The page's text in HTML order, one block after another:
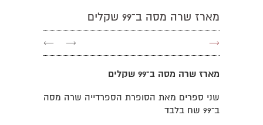
מארז שרה מסה ב־99 שקלים
→
→
←
מארז שרה מסה ב־99 שקלים
שני ספרים מאת הסופרת הספרדייה שרה מסה
ב־99 שח בלבד